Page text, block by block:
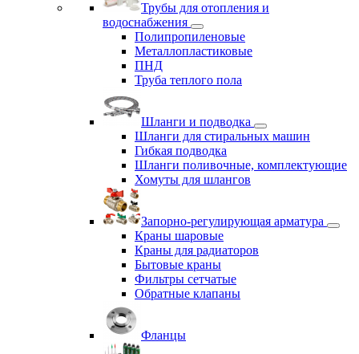
Трубы для отопления и
водоснабжения
Полипропиленовые
Металлопластиковые
ПНД
Труба теплого пола
Шланги и подводка
Шланги для стиральных машин
Гибкая подводка
Шланги поливочные, комплектующие
Хомуты для шлангов
Запорно-регулирующая арматура
Краны шаровые
Краны для радиаторов
Бытовые краны
Фильтры сетчатые
Обратные клапаны
Фланцы